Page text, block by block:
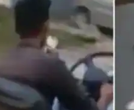
दम पर बड़ा-बड़ा काम भी
लोग जुगाड़ से नए-नए
में एक अजीबो-